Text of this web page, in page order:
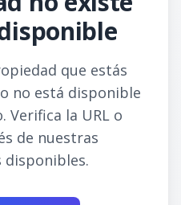
que estás
no está disponible
Verifica la URL o
de nuestras
disponibles.